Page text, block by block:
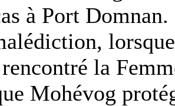
à Port
la
Mohévog